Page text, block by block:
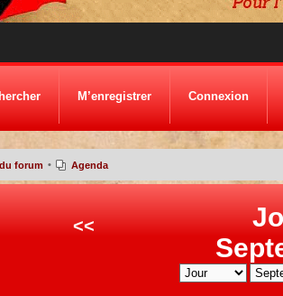
M’enregistrer Connexion
forum • Agenda
<<